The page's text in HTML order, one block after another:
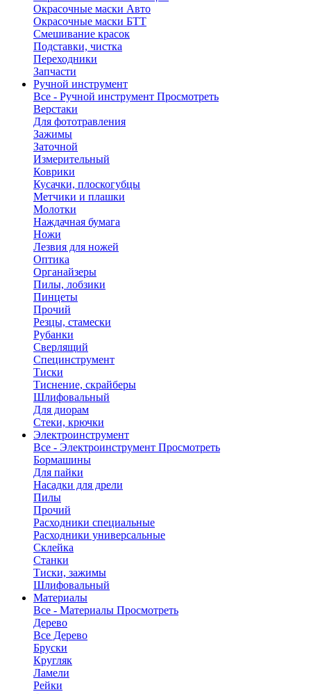
Окрасочные маски Авто
Окрасочные маски БТТ
Смешивание красок
Подставки, чистка
Переходники
Запчасти
Ручной инструмент
Все - Ручной инструмент Просмотреть
Верстаки
Для фототравления
Зажимы
Заточной
Измерительный
Коврики
Кусачки, плоскогубцы
Метчики и плашки
Молотки
Наждачная бумага
Ножи
Лезвия для ножей
Оптика
Органайзеры
Пилы, лобзики
Пинцеты
Прочий
Резцы, стамески
Рубанки
Сверлящий
Специнструмент
Тиски
Тиснение, скрайберы
Шлифовальный
Для диорам
Стеки, крючки
Электроинструмент
Все - Электроинструмент Просмотреть
Бормашины
Для пайки
Насадки для дрели
Пилы
Прочий
Расходники специальные
Расходники универсальные
Склейка
Станки
Тиски, зажимы
Шлифовальный
Материалы
Все - Материалы Просмотреть
Дерево
Все Дерево
Бруски
Кругляк
Ламели
Рейки